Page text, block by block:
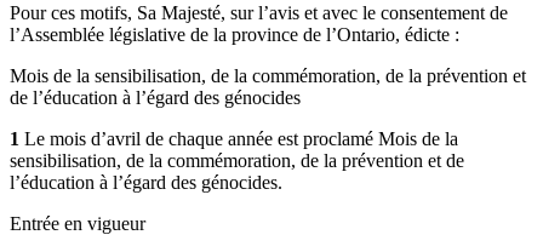
Pour ces motifs, Sa Majesté, sur l’avis et avec le consentement de
l’Assemblée législative de la province de l’Ontario, édicte :
Mois de la sensibilisation, de la commémoration, de la prévention et
de l’éducation à l’égard des génocides
1 Le mois d’avril de chaque année est proclamé Mois de la
sensibilisation, de la commémoration, de la prévention et de
l’éducation à l’égard des génocides.
Entrée en vigueur